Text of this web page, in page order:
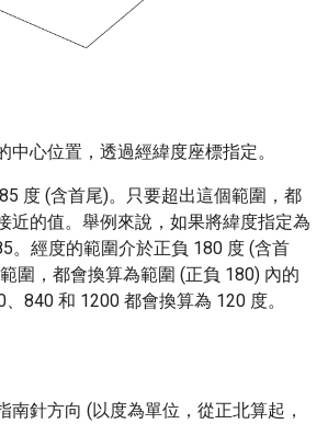
中心位置，透過經緯度座標指定。
度 (含首尾)。只要超出這個範圍，都
近的值。舉例來說，如果將緯度指定為
。經度的範圍介於正負 180 度 (含首
圍，都會換算為範圍 (正負 180) 內的
840 和 1200 都會換算為 120 度。
南針方向 (以度為單位，從正北算起，